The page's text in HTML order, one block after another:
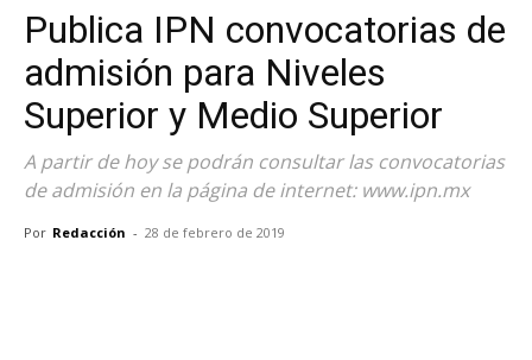
Publica IPN convocatorias de
admisión para Niveles
Superior y Medio Superior
A partir de hoy se podrán consultar las convocatorias
de admisión en la página de internet: www.ipn.mx
Por Redacción - 28 de febrero de 2019